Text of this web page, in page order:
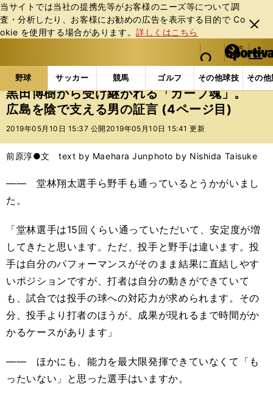
当サイトでは当社の提携先等がお客様のニーズ等について調
査・分析したり、お客様にお勧めの広告を表⽰する⽬的で Co
okie を使⽤する場合があります。詳しくはこちら
閉じ
る
web Sportiva (webスポルティーバ)
検索
マイペ
ー
ジ
メニュ
野球 サッカー 競馬 ゴルフ その他球技 その
b
ス
ポ
ル
バ
野球の記事一覧 プロ野球 黒田博樹から受け継がれ
黒田博樹から受け継がれる「カープ魂」。
広島を陰で支える男の証言 (4ページ目)
2019年05月10日 15:37 公開 2019年05月10日 15:41 更新
前原淳●文 text by Maehara Junphoto by Nishida Taisuke
―― 堂林翔太選手ら野手も通っているとうかがいまし
た。
「堂林選手は15回くらい通っていただいて、安定度が増
してきたと思います。ただ、投手と野手は違います。投
手は自分のパフォーマンスがそのまま結果に直結しやす
いポジションですが、打者は自分の動きができていて
も、試合では投手の球への対応力が求められます。その
分、投手より打者のほうが、成果が現れるまで時間がか
かるケースがあります」
―― ほかにも、能力を最大限発揮できていなくて「も
ったいない」と思った選手はいますか。